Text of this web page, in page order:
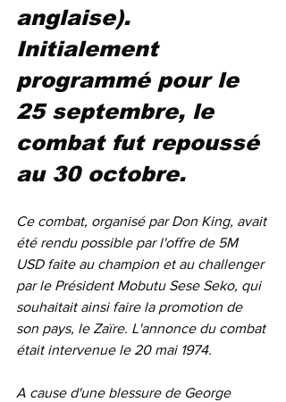
anglaise).
Initialement
programmé pour le
25 septembre, le
combat fut repoussé
au 30 octobre.
Ce combat, organisé par Don King, avait
été rendu possible par l'offre de 5M
USD faite au champion et au challenger
par le Président Mobutu Sese Seko, qui
souhaitait ainsi faire la promotion de
son pays, le Zaïre. L'annonce du combat
était intervenue le 20 mai 1974.
A cause d'une blessure de George